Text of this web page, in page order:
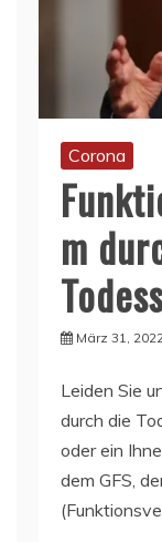
Corona
m
März 31, 2022
Leiden Sie
durch die
oder ein
dem GFS,